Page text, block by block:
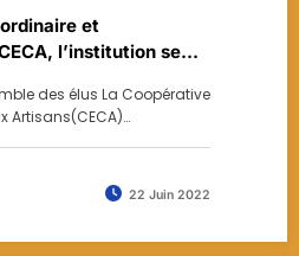
et
l’institution se
des élus La Coopérative
Artisans(CECA)…
22 Juin 2022